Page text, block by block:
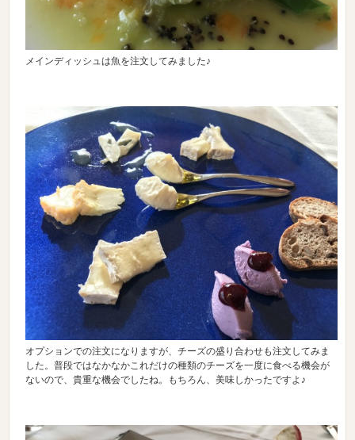
メインディッシュは魚を注文してみました♪
オプションでの注文になりますが、チーズの盛り合わせも注文してみま
した。普段ではなかなかこれだけの種類のチーズを一度に食べる機会が
ないので、貴重な機会でしたね。もちろん、美味しかったですよ♪